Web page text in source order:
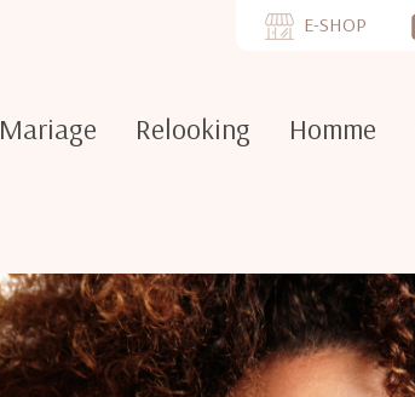
E-SHOP
Mariage Relooking Homme